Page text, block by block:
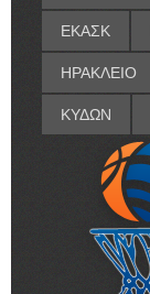
ΕΚΑΣΚ
ΗΡΑΚΛΕΙΟ
ΚΥΔΩΝ